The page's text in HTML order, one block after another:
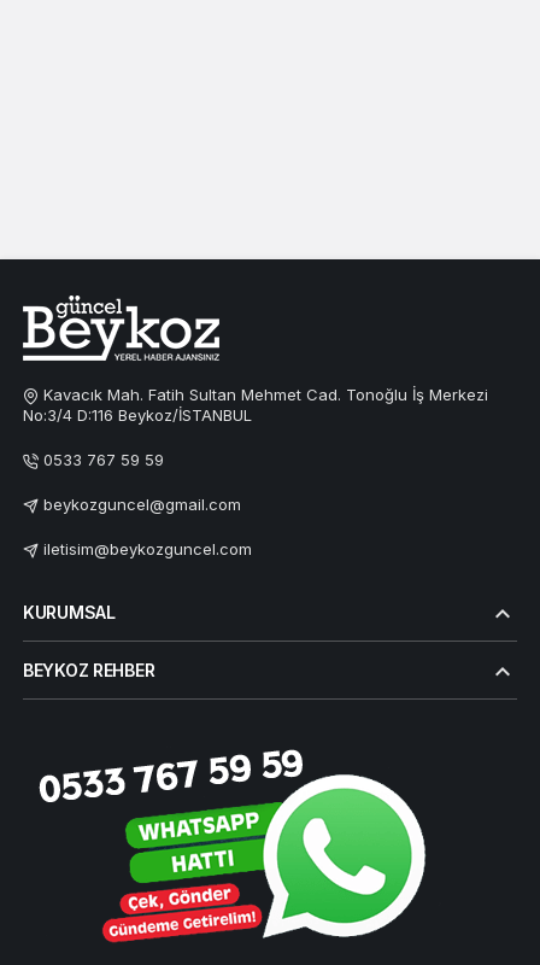
Kavacık Mah. Fatih Sultan Mehmet Cad. Tonoğlu İş Merkezi
No:3/4 D:116 Beykoz/İSTANBUL
0533 767 59 59
beykozguncel@gmail.com
iletisim@beykozguncel.com
KURUMSAL
BEYKOZ REHBER